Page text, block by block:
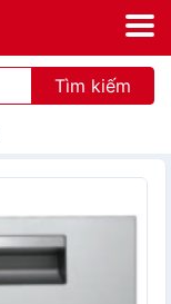
Tìm kiếm